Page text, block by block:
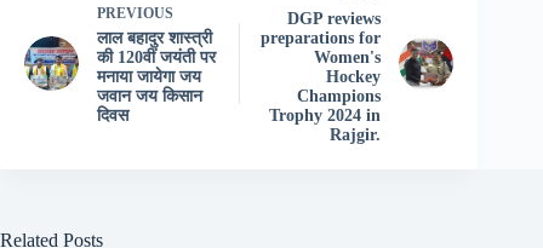
PREVIOUS
लाल बहादुर शास्त्री
की 120वीं जयंती पर
मनाया जायेगा जय
जवान जय किसान
दिवस
DGP reviews
preparations for
Women's
Hockey
Champions
Trophy 2024 in
Rajgir.
Related Posts